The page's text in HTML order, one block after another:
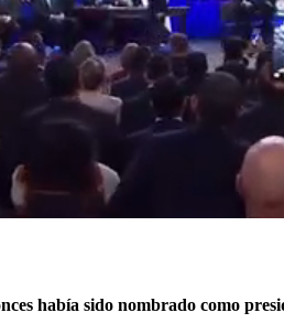
había sido nombrado como